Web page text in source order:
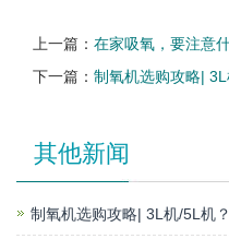
上一篇： 在家吸氧，要注意
下一篇： 制氧机选购攻略|
其他新闻
制氧机选购攻略| 3L机/5L机